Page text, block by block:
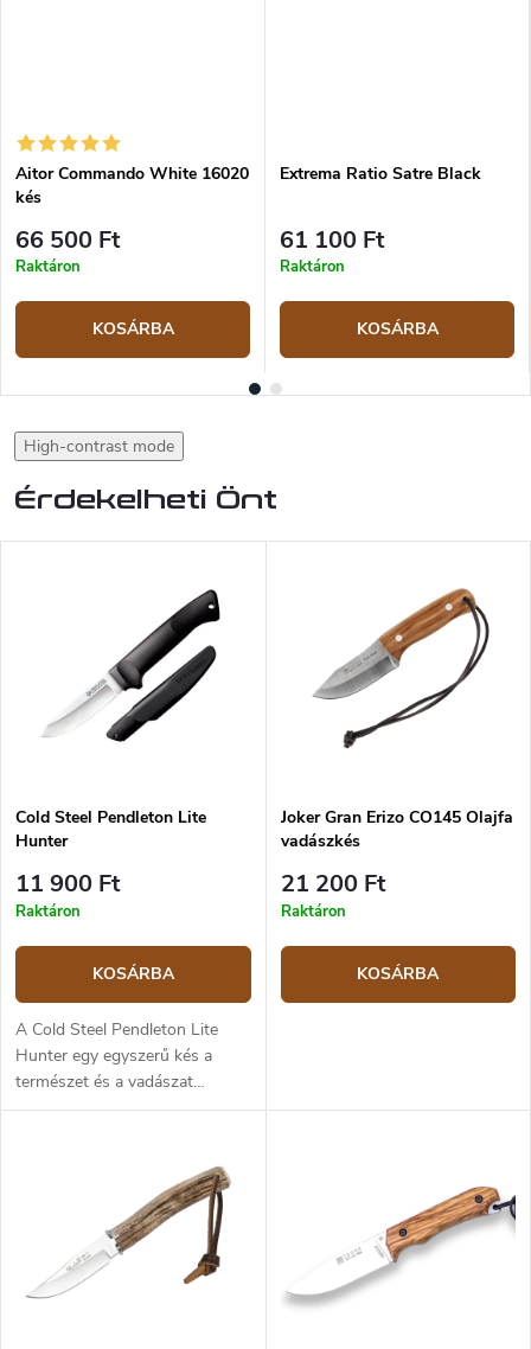
Aitor Commando White 16020
kés
66 500 Ft
Raktáron
KOSÁRBA
Extrema Ratio Satre Black
61 100 Ft
Raktáron
KOSÁRBA
High-contrast mode
Érdekelheti Önt
Cold Steel Pendleton Lite
Hunter
11 900 Ft
Raktáron
KOSÁRBA
A Cold Steel Pendleton Lite
Hunter egy egyszerű kés a
természet és a vadászat
számára. Penge német 1.4116
tartósságot biztosít. 9,2 cm
pengehosszal a kés képes
kezelni az összes gyakori
feladatot. A polipropilén
markolat jellegzetes formájú,
Joker Gran Erizo CO145 Olajfa
vadászkés
21 200 Ft
Raktáron
KOSÁRBA